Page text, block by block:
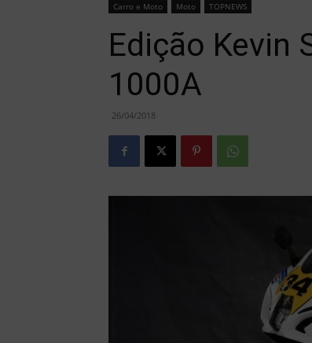
Carro e Moto Moto TOPNEWS
Edição Kevin
1000A
26/04/2018